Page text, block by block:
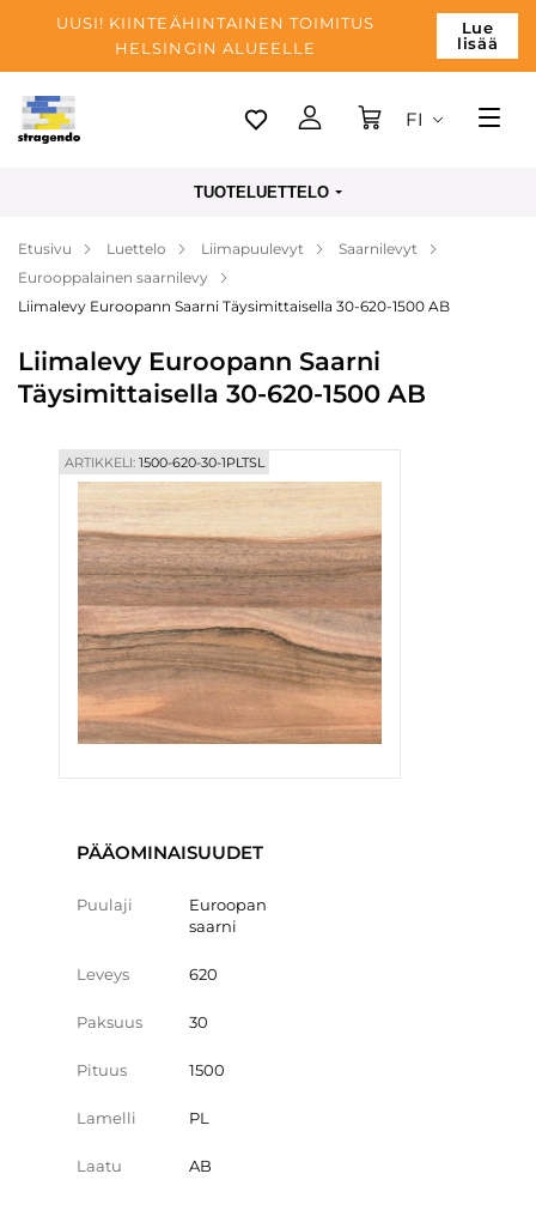
UUSI! KIINTEÄHINTAINEN TOIMITUS
HELSINGIN ALUEELLE
Lue
lisää
Tallinn
Maksu
Yrityksen
Blogi
Yhteystiedot
FI
TUOTELUETTELO
Etusivu Luettelo Liimapuulevyt
Saarnilevyt
Eurooppalainen saarnilevy
Liimalevy Euroopann Saarni Täysimittaisella 30-620-1500 AB
Liimalevy Euroopann Saarni
Täysimittaisella 30-620-1500 AB
ARTIKKELI:1500-620-30-1PLTSL
PÄÄOMINAISUUDET
Puulaji
Euroopan
saarni
Leveys 620
Paksuus 30
Pituus 1500
Lamelli PL
Laatu AB